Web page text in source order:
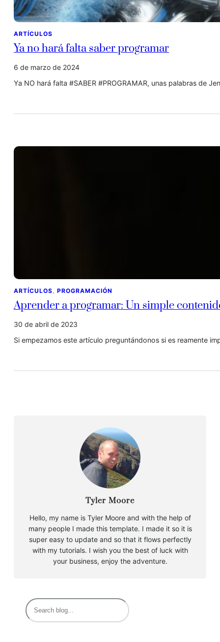
ARTÍCULOS
Ya no hará falta saber programar
6 de marzo de 2024
Ya NO hará falta #SABER #PROGRAMAR, unas palabras de
ARTÍCULOS, PROGRAMACIÓN
Aprender a programar: Un simple
30 de abril de 2023
Si empezamos este artículo preguntándonos si es reamente
Tyler Moore
Hello, my name is Tyler Moore and with the help of
many people I made this template. I made it so it is
super easy to update and so that it flows perfectly
with my tutorials. I wish you the best of luck with
your business, enjoy the adventure.
B
u